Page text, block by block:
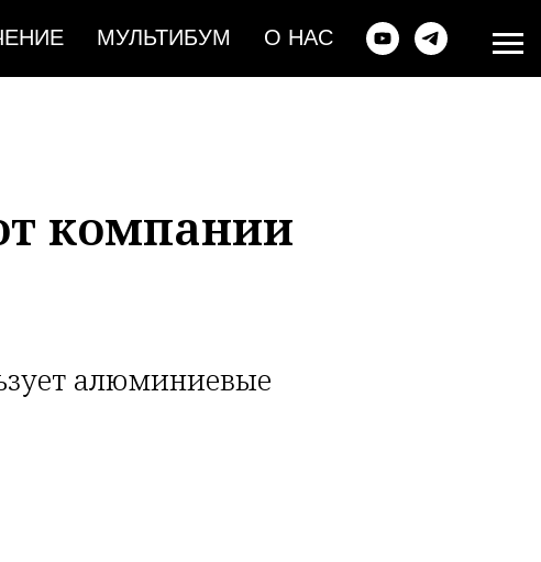
МУЛЬТИБУМ О НАС
компании
алюминиевые